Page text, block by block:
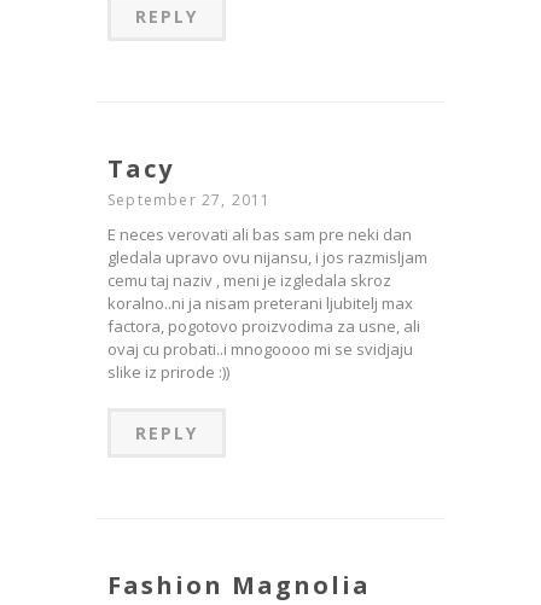
REPLY
Tacy
September 27, 2011
E neces verovati ali bas sam pre neki dan
gledala upravo ovu nijansu, i jos razmisljam
cemu taj naziv , meni je izgledala skroz
koralno..ni ja nisam preterani ljubitelj max
factora, pogotovo proizvodima za usne, ali
ovaj cu probati..i mnogoooo mi se svidjaju
slike iz prirode :))
REPLY
Fashion Magnolia